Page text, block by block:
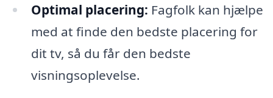
Optimal placering: Fagfolk kan hjælpe
med at finde den bedste placering for
dit tv, så du får den bedste
visningsoplevelse.